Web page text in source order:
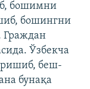
бошимни
бошингни
Граждан
Ўзбекча
беш-
бунақа